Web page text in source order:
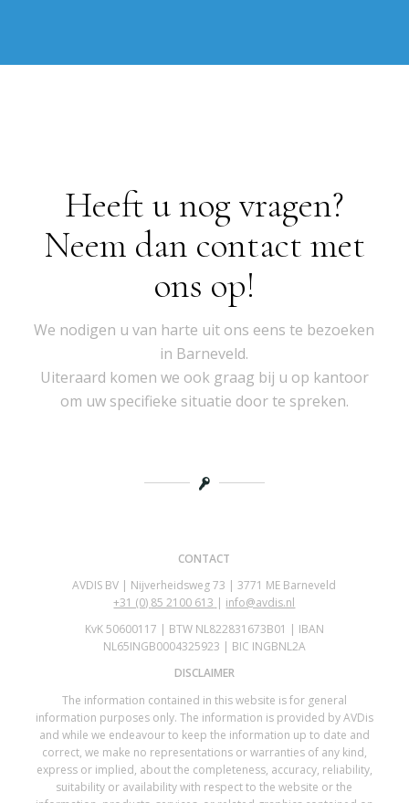
Heeft u nog vragen?
Neem dan contact met
ons op!
We nodigen u van harte uit ons eens te bezoeken
in Barneveld.
Uiteraard komen we ook graag bij u op kantoor
om uw specifieke situatie door te spreken.
CONTACT
AVDIS BV | Nijverheidsweg 73 | 3771 ME Barneveld
+31 (0) 85 2100 613 | info@avdis.nl
KvK 50600117 | BTW NL822831673B01 | IBAN
NL65INGB0004325923 | BIC INGBNL2A
DISCLAIMER
The information contained in this website is for general
information purposes only. The information is provided by AVDis
and while we endeavour to keep the information up to date and
correct, we make no representations or warranties of any kind,
express or implied, about the completeness, accuracy, reliability,
suitability or availability with respect to the website or the